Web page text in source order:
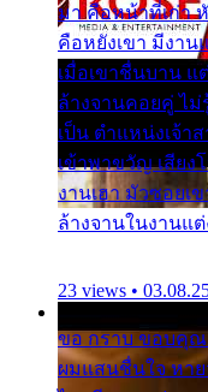
มา คือหน้าที่เก่า
คือหยังเขา มีงาน
เมื่อเขาชื่นบาน แ
ล้างจานคอยคู่ ไม่
เป็น ตำแหน่งเจ้า
เข้าพาขวัญ เสียง
งานเฮา มัวซอยเ
ล้างจานในงานแต่
23 views •
ขอ กราบ ขอบคุณ
ผมแสนชื่นใจ หาย